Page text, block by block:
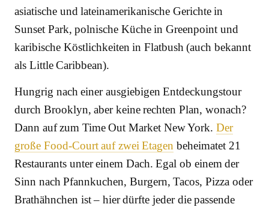
asiatische und lateinamerikanische Gerichte in
Sunset Park, polnische Küche in Greenpoint und
karibische Köstlichkeiten in Flatbush (auch bekannt
als Little Caribbean).
Hungrig nach einer ausgiebigen Entdeckungstour
durch Brooklyn, aber keine rechten Plan, wonach?
Dann auf zum Time Out Market New York. Der
große Food-Court auf zwei Etagen beheimatet 21
Restaurants unter einem Dach. Egal ob einem der
Sinn nach Pfannkuchen, Burgern, Tacos, Pizza oder
Brathähnchen ist – hier dürfte jeder die passende